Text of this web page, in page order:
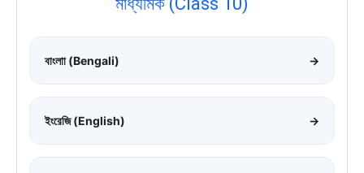
বাংলাা (Bengali) →
ইংরেজি (English) →